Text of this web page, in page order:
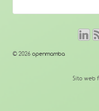
© 2026 openmamba
Sito web